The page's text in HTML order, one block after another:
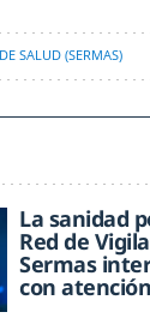
SALUD (SERMAS)
La sanidad
Red de
Sermas
con